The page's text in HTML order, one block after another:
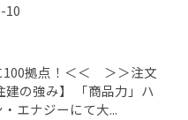
10
100拠点！＜＜ ＞＞注文
の強み】 「商品力」ハ
エナジーにて大...